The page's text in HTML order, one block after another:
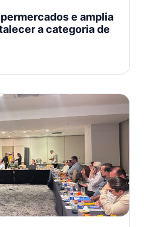
e amplia
a categoria de